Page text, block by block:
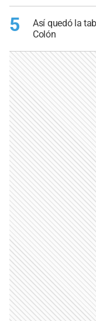
5
Así quedó la
Colón